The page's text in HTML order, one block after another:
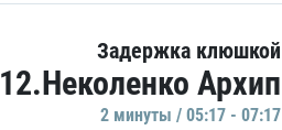
Задержка клюшкой
12.Неколенко Архип
2 минуты / 05:17 - 07:17